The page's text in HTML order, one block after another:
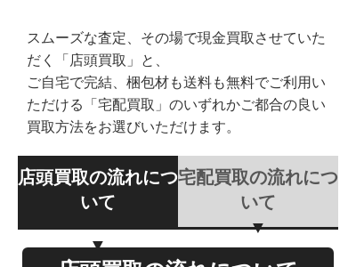
スムーズな査定、その場で現金買取させていた
だく「店頭買取」と、
ご自宅で完結、梱包材も送料も無料でご利用い
ただける「宅配買取」のいずれかご都合の良い
買取方法をお選びいただけます。
店頭買取の流れにつ
いて
宅配買取の流れにつ
いて